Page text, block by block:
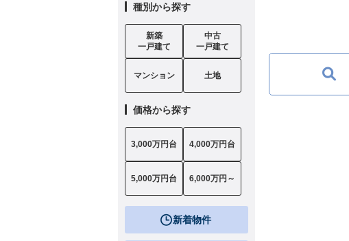
種別から探す
新築
一戸建て
中古
一戸建て
マンション 土地
価格から探す
3,000万円台 4,000万円台
5,000万円台 6,000万円～
新着物件